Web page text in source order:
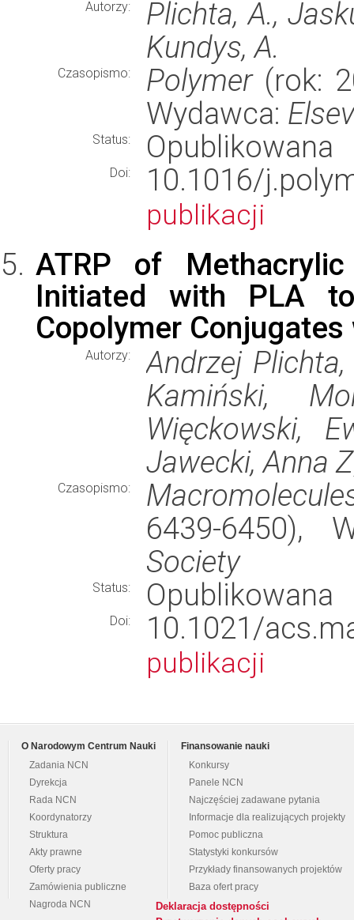
Autorzy:
Plichta, A.,
Kundys, A.
Czasopismo: Polymer(rok:
Wydawca:
Status: Opublikowana
Doi: 10.1016/
publikacji
ATRP of
Initiated with PLA
Copolymer
Autorzy:
Andrzej
Kamiński,
Więckowski,
Jawecki, Anna
Czasopismo:
6439-6450),
Society
Status: Opublikowana
Doi: 10.1021/
publikacji
O Narodowym Centrum Nauki
Zadania NCN
Dyrekcja
Rada NCN
Koordynatorzy
Struktura
Akty prawne
Oferty pracy
Zamówienia publiczne
Nagroda NCN
Finansowanie nauki
Konkursy
Panele NCN
Najczęściej zadawane pytania
Informacje dla realizujących projekty
Pomoc publiczna
Statystyki konkursów
Przykłady finansowanych projektów
Baza ofert pracy
Deklaracja dostępności